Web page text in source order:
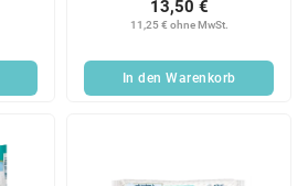
11,25 € ohne MwSt.
13,50 €
In den Warenkorb